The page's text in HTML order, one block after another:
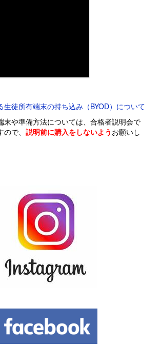
生徒所有端末の持ち込み（BYOD）について
末や準備方法については、合格者説明会で
で、 説明前に購入をしないよう お願いし